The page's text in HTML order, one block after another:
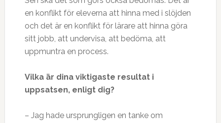
en konflikt för eleverna att hinna med i slöjden
och det är en konflikt för lärare att hinna göra
sitt jobb, att undervisa, att bedöma, att
uppmuntra en process.
Vilka är dina viktigaste resultat i
uppsatsen, enligt dig?
– Jag hade ursprungligen en tanke om